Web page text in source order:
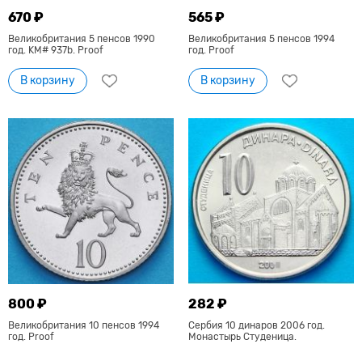
670 ₽
Великобритания 5 пенсов 1990
год. KM# 937b. Proof
В корзину
565 ₽
Великобритания 5 пенсов 1994
год. Proof
В корзину
800 ₽
Великобритания 10 пенсов 1994
год. Proof
282 ₽
Сербия 10 динаров 2006 год.
Монастырь Студеница.